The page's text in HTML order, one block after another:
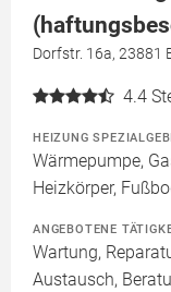
Dorfstr. 16a, 23881
4.4
HEIZUNG
Wärmepumpe,
Heizkörper,
ANGEBOTENE
Wartung,
Austausch,